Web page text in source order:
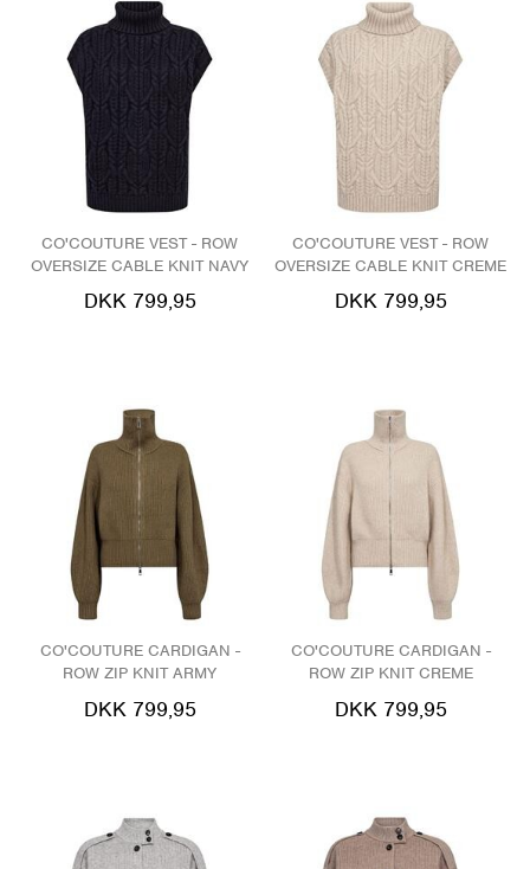
CO'COUTURE VEST - ROW
OVERSIZE CABLE KNIT NAVY
DKK 799,95
CO'COUTURE VEST - ROW
OVERSIZE CABLE KNIT CREME
DKK 799,95
CO'COUTURE CARDIGAN -
ROW ZIP KNIT ARMY
DKK 799,95
CO'COUTURE CARDIGAN -
ROW ZIP KNIT CREME
DKK 799,95